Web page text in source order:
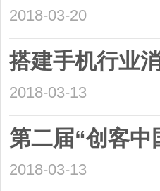
2018-03-20
搭建手机行业
2018-03-13
第二届“创客中
2018-03-13